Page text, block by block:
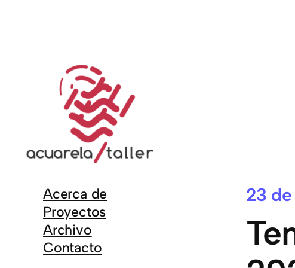
Acerca de
Proyectos
Archivo
Contacto
23